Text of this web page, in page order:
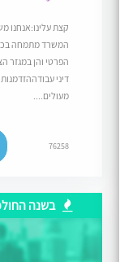
קצת עלינו:אנחנו
המשרד מתמחה בכל
דיני
מעולים....
76258
בשנה